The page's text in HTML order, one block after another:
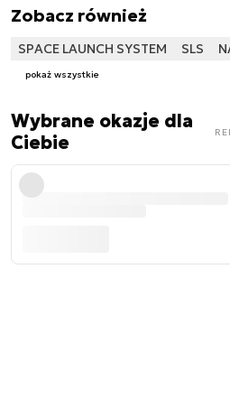
Zobacz również
SPACE LAUNCH SYSTEM SLS
pokaż wszystkie
Wybrane okazje dla
Ciebie